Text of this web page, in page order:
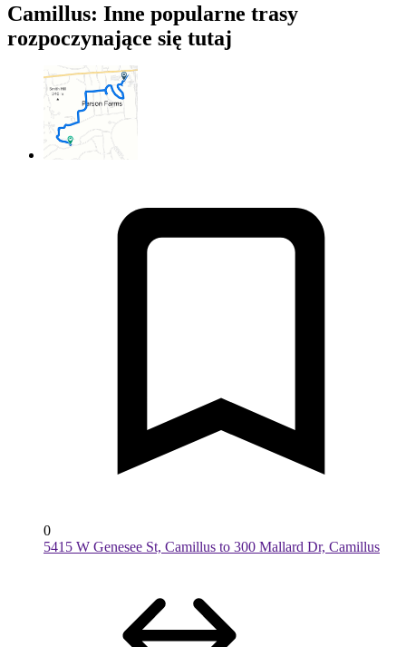
Camillus: Inne popularne trasy
rozpoczynające się tutaj
0
5415 W Genesee St, Camillus to 300 Mallard Dr, Camillus